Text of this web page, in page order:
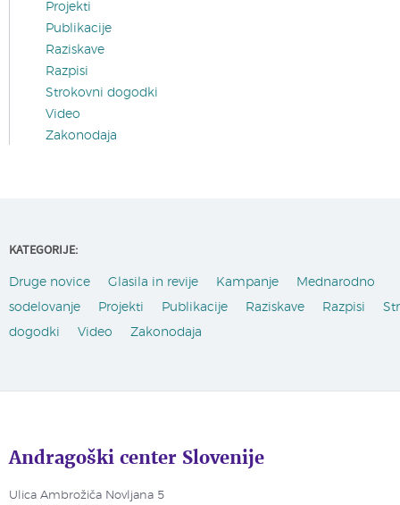
Projekti
Publikacije
Raziskave
Razpisi
Strokovni dogodki
Video
Zakonodaja
KATEGORIJE:
Druge novice Glasila in revije Kampanje
Mednarodno
sodelovanje
Projekti Publikacije Raziskave Razpisi
dogodki
Video Zakonodaja
Andragoški center Slovenije
Ulica Ambrožiča Novljana 5